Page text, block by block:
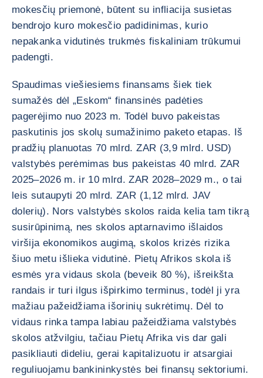
mokesčių priemonė, būtent su infliacija susietas
bendrojo kuro mokesčio padidinimas, kurio
nepakanka vidutinės trukmės fiskaliniam trūkumui
padengti.
Spaudimas viešiesiems finansams šiek tiek
sumažės dėl „Eskom“ finansinės padėties
pagerėjimo nuo 2023 m. Todėl buvo pakeistas
paskutinis jos skolų sumažinimo paketo etapas. Iš
pradžių planuotas 70 mlrd. ZAR (3,9 mlrd. USD)
valstybės perėmimas bus pakeistas 40 mlrd. ZAR
2025–2026 m. ir 10 mlrd. ZAR 2028–2029 m., o tai
leis sutaupyti 20 mlrd. ZAR (1,12 mlrd. JAV
dolerių). Nors valstybės skolos raida kelia tam tikrą
susirūpinimą, nes skolos aptarnavimo išlaidos
viršija ekonomikos augimą, skolos krizės rizika
šiuo metu išlieka vidutinė. Pietų Afrikos skola iš
esmės yra vidaus skola (beveik 80 %), išreikšta
randais ir turi ilgus išpirkimo terminus, todėl ji yra
mažiau pažeidžiama išorinių sukrėtimų. Dėl to
vidaus rinka tampa labiau pažeidžiama valstybės
skolos atžvilgiu, tačiau Pietų Afrika vis dar gali
pasikliauti dideliu, gerai kapitalizuotu ir atsargiai
reguliuojamu bankininkystės bei finansų sektoriumi.